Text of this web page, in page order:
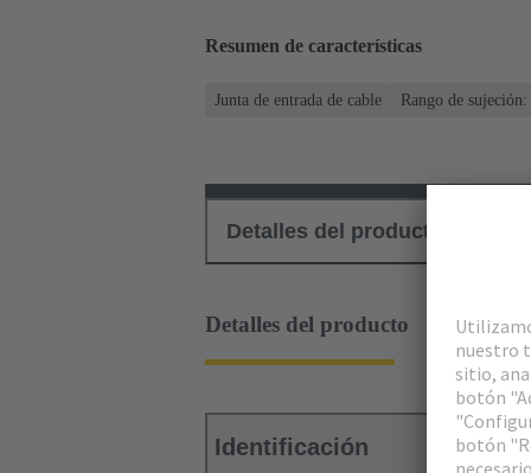
Resumen de características
Junta de entrada de cable Rango de
Detalles del producto
Detalles del producto
Identificación